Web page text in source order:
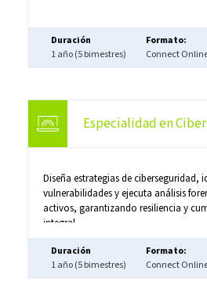
Duración
1 año (5 bimestres)
Formato:
Connect
Especialidad en
Diseña estrategias de ciberseguridad,
vulnerabilidades y ejecuta análisis
activos, garantizando resiliencia y
integral.
Duración
1 año (5 bimestres)
Formato:
Connect